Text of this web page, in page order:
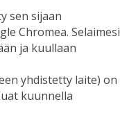
sen sijaan
Chromea. Selaimesi
ja kuullaan
yhdistetty laite) on
kuunnella